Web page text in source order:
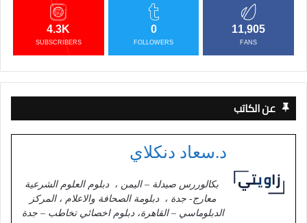
11,905
FANS
0
FOLLOWERS
4.3K
SUBSCRIBERS
عن الكاتب
د.سعاد دنكلاي
بكالوررس صيدلة – اليمن ، دبلوم العلوم الشرعية
معارج- جدة ، دبلومة الصحافة والاعلام ، المركز
الدبلوماسي – القاهرة، دبلوم اخصائي تخاطب – جدة